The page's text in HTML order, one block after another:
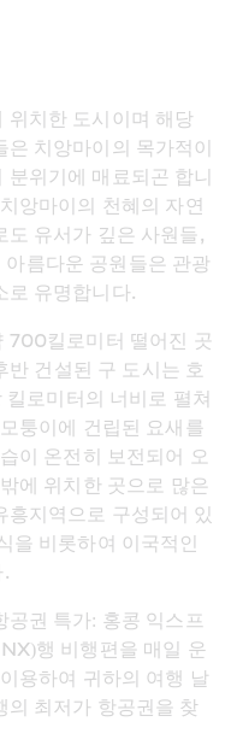
위치한 도시이며 해당
치앙마이의 목가적이
분위기에 매료되곤 합니
앙마이의 천혜의 자연
도 유서가 깊은 사원들,
름다운 공원들은 관광
로 유명합니다.
700킬로미터 떨어진 곳
건설된 구 도시는 호
로미터의 너비로 펼쳐
퉁이에 건립된 요새를
이 온전히 보전되어 오
에 위치한 곳으로 많은
지역으로 구성되어 있
을 비롯하여 이국적인
공권 특가: 홍콩 익스프
행 비행편을 매일 운
용하여 귀하의 여행 날
의 최저가 항공권을 찾